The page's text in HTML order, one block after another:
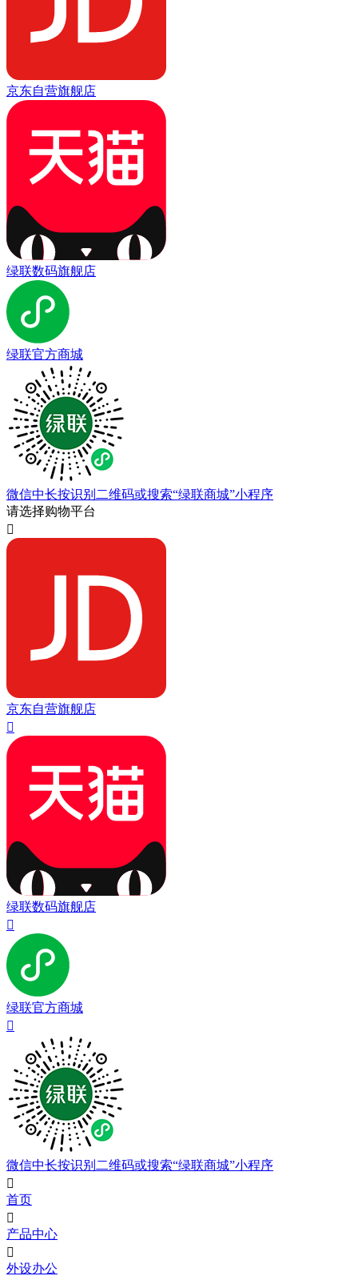
京东自营旗舰店
绿联数码旗舰店
绿联官方商城
微信中长按识别二维码或搜索“绿联商城”小程序
请选择购物平台

京东自营旗舰店

绿联数码旗舰店

绿联官方商城

微信中长按识别二维码或搜索“绿联商城”小程序

首页

产品中心

外设办公